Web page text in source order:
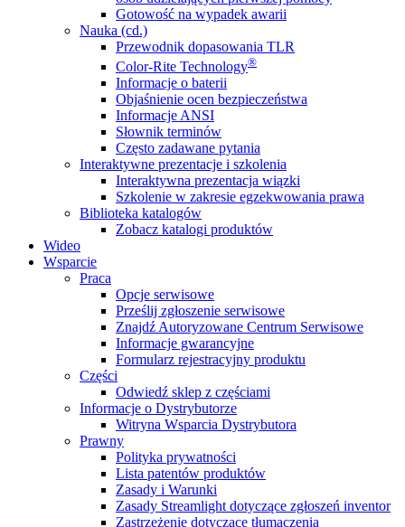
Gotowość na wypadek awarii
Nauka (cd.)
Przewodnik dopasowania TLR
Color-Rite Technology®
Informacje o baterii
Objaśnienie ocen bezpieczeństwa
Informacje ANSI
Słownik terminów
Często zadawane pytania
Interaktywne prezentacje i szkolenia
Interaktywna prezentacja wiązki
Szkolenie w zakresie egzekwowania prawa
Biblioteka katalogów
Zobacz katalogi produktów
Wideo
Wsparcie
Praca
Opcje serwisowe
Prześlij zgłoszenie serwisowe
Znajdź Autoryzowane Centrum Serwisowe
Informacje gwarancyjne
Formularz rejestracyjny produktu
Części
Odwiedź sklep z częściami
Informacje o Dystrybutorze
Witryna Wsparcia Dystrybutora
Prawny
Polityka prywatności
Lista patentów produktów
Zasady i Warunki
Zasady Streamlight dotyczące zgłoszeń inventor
Zastrzeżenie dotyczące tłumaczenia